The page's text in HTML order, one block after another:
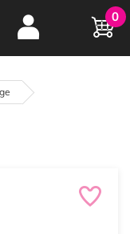
e
15 anni online
0